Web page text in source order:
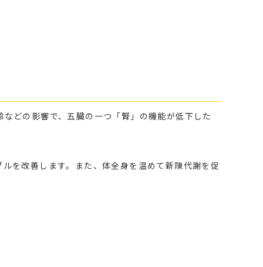
どの影響で、五臓の一つ「腎」の機能が低下した
を改善します。また、体全身を温めて新陳代謝を促